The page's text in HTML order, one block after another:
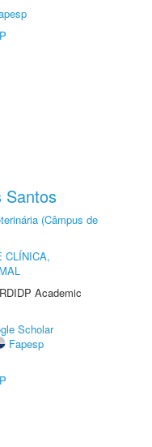
Santos
(Câmpus de
CLÍNICA,
Academic
Scholar
Fapesp